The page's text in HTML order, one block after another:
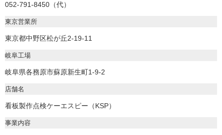
052-791-8450（代）
東京営業所
東京都中野区松が丘2-19-11
岐阜工場
岐阜県各務原市蘇原新生町1-9-2
店舗名
看板製作点検ケーエスピー（KSP）
事業内容